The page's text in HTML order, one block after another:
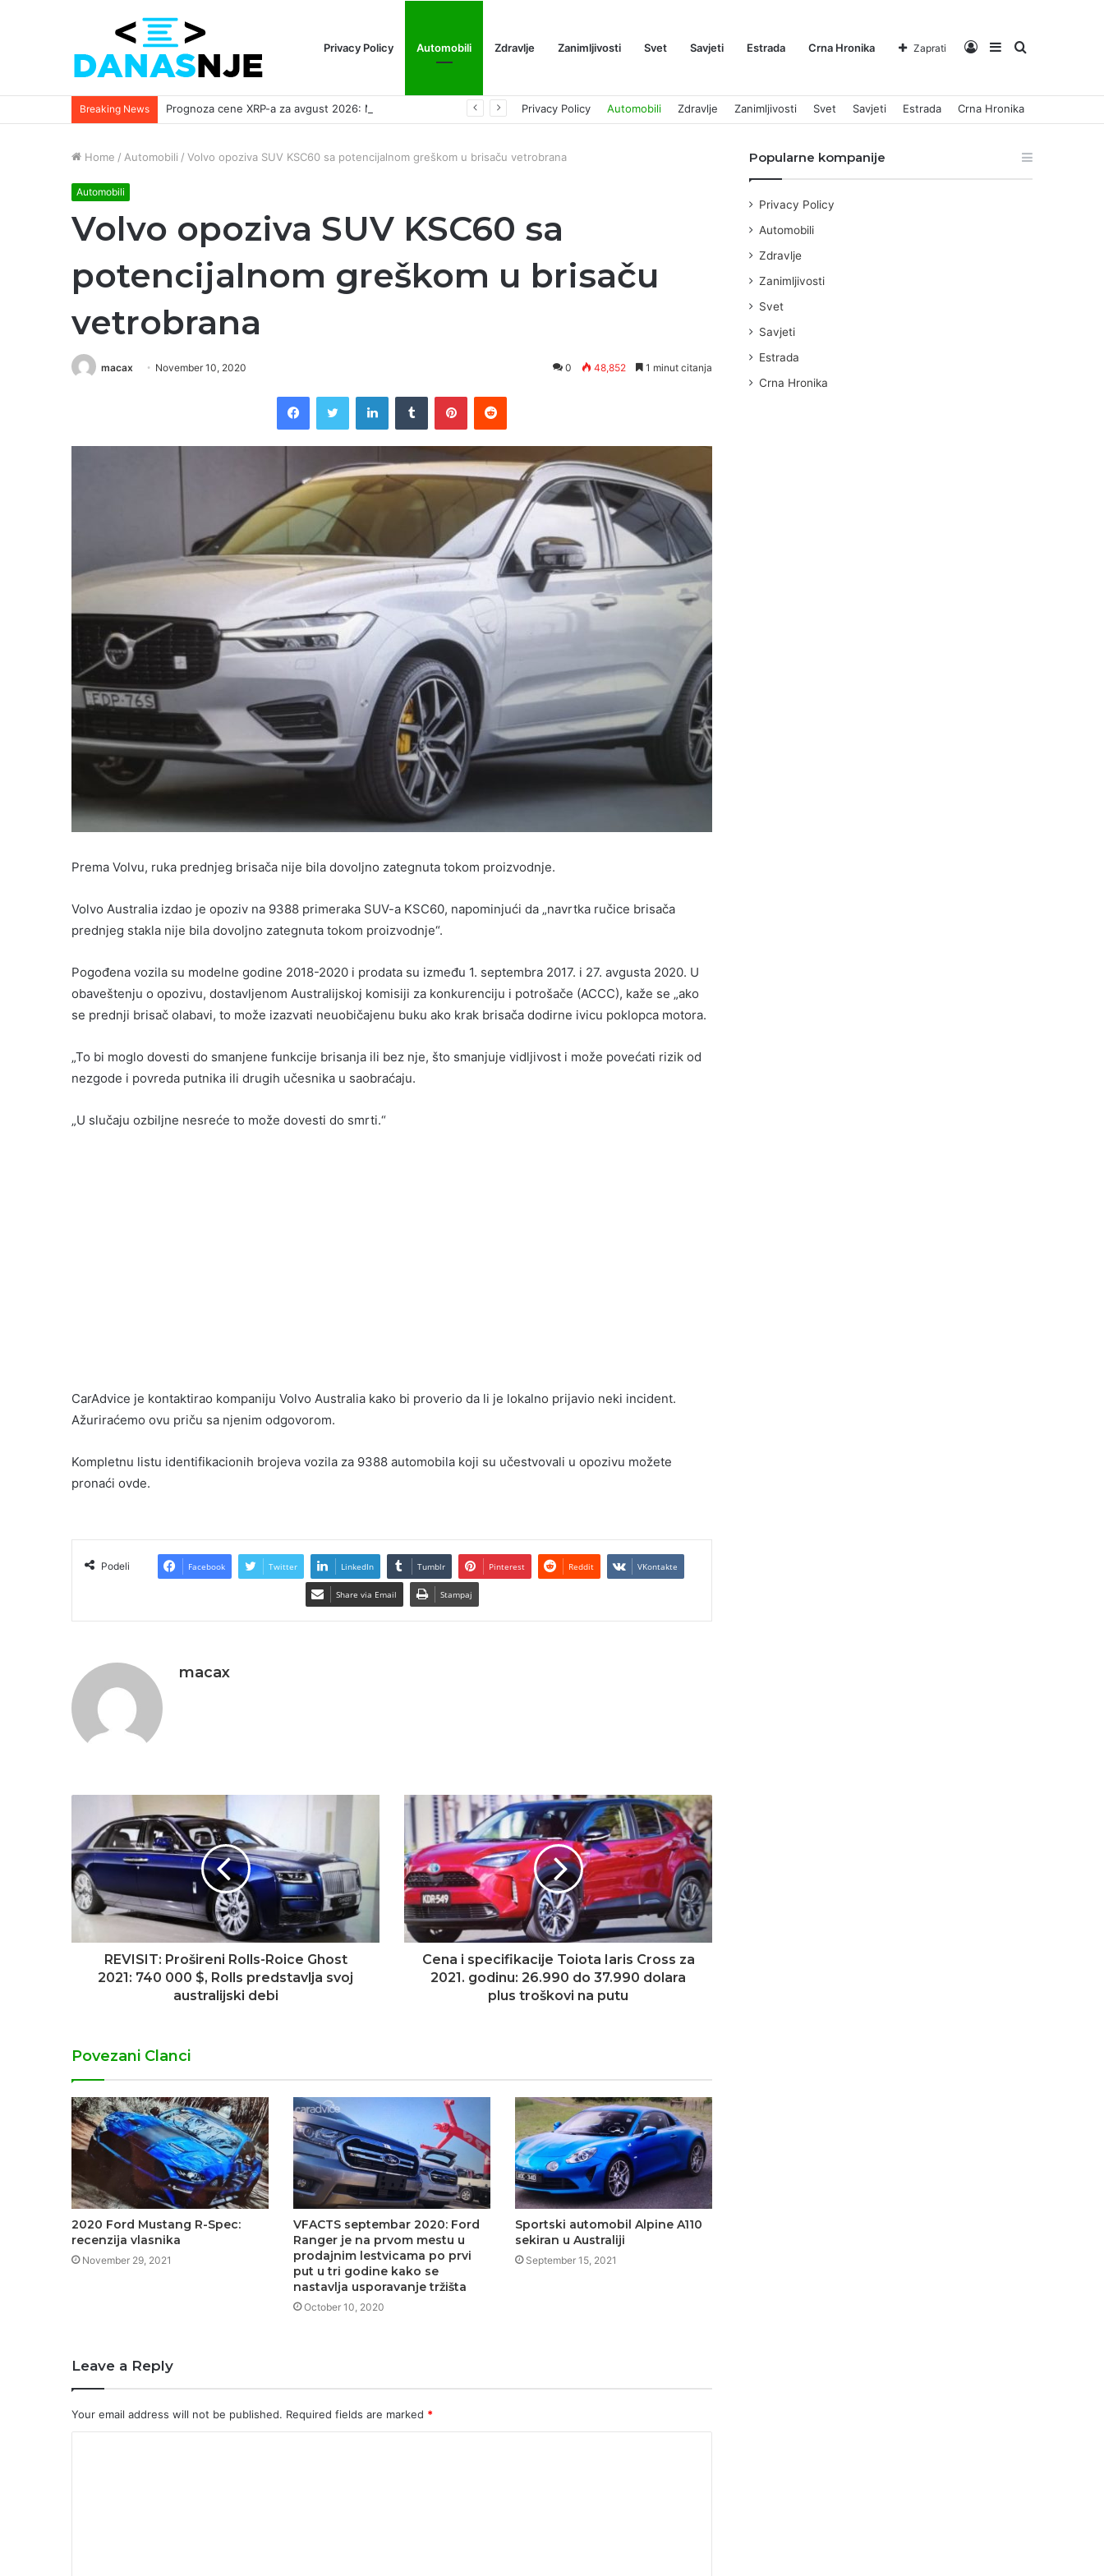
Privacy Policy Automobili Zdravlje Zanimljivosti Svet Savjeti Estrada Crna Hronika Pretraga
Sidebar
Log
Zaprati
Breaking News Privacy Policy Automobili Zdravlje Zanimljivosti Svet Savjeti Estrada Crna Hronika
Home / Automobili / Volvo opoziva SUV KSC60 sa potencijalnom greškom u brisaču vetrobrana
Automobili
Volvo opoziva SUV KSC60 sa
potencijalnom greškom u brisaču
vetrobrana
macax November 10, 2020 0 48,852 1 minut citanja
FacebookTwitter LinkedInTumblr PinterestReddit
Prema Volvu, ruka prednjeg brisača nije bila dovoljno zategnuta tokom proizvodnje.
Volvo Australia izdao je opoziv na 9388 primeraka SUV-a KSC60, napominjući da „navrtka ručice brisača
prednjeg stakla nije bila dovoljno zategnuta tokom proizvodnje“.
Pogođena vozila su modelne godine 2018-2020 i prodata su između 1. septembra 2017. i 27. avgusta 2020. U
obaveštenju o opozivu, dostavljenom Australijskoj komisiji za konkurenciju i potrošače (ACCC), kaže se „ako
se prednji brisač olabavi, to može izazvati neuobičajenu buku ako krak brisača dodirne ivicu poklopca motora.
„To bi moglo dovesti do smanjene funkcije brisanja ili bez nje, što smanjuje vidljivost i može povećati rizik od
nezgode i povreda putnika ili drugih učesnika u saobraćaju.
„U slučaju ozbiljne nesreće to može dovesti do smrti.“
CarAdvice je kontaktirao kompaniju Volvo Australia kako bi proverio da li je lokalno prijavio neki incident.
Ažuriraćemo ovu priču sa njenim odgovorom.
Kompletnu listu identifikacionih brojeva vozila za 9388 automobila koji su učestvovali u opozivu možete
pronaći ovde.
Podeli Facebook Twitter LinkedIn Tumblr Pinterest Reddit VKontakte
Share via Email Stampaj
macax
REVISIT: Prošireni Rolls-Roice Ghost
2021: 740 000 $, Rolls predstavlja svoj
australijski debi
Cena i specifikacije Toiota Iaris Cross za
2021. godinu: 26.990 do 37.990 dolara
plus troškovi na putu
Povezani Clanci
2020 Ford Mustang R-Spec:
recenzija vlasnika
November 29, 2021
VFACTS septembar 2020: Ford
Ranger je na prvom mestu u
prodajnim lestvicama po prvi
put u tri godine kako se
nastavlja usporavanje tržišta
October 10, 2020
Sportski automobil Alpine A110
sekiran u Australiji
September 15, 2021
Leave a Reply
Your email address will not be published. Required fields are marked *
Popularne kompanije
Privacy Policy
Automobili
Zdravlje
Zanimljivosti
Svet
Savjeti
Estrada
Crna Hronika